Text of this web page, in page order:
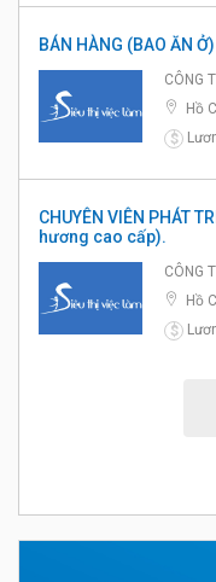
BÁN HÀNG (BAO ĂN Ở)
CÔNG
Hồ
$
CHUYÊN VIÊN PHÁT
hương cao cấp).
CÔNG
Hồ
$